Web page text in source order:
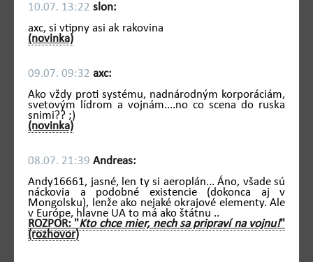
10.07. 13:22 slon:
axc, si vtipny asi ak rakovina
(novinka)
09.07. 09:32 axc:
Ako vždy proti systému, nadnárodným korporáciám,
svetovým lídrom a vojnám....no co scena do ruska
snimi?? ;)
(novinka)
08.07. 21:39 Andreas:
Andy16661, jasné, len ty si aeroplán... Áno, všade sú
náckovia a podobné existencie (dokonca aj v
Mongolsku), lenže ako nejaké okrajové elementy. Ale
v Európe, hlavne UA to má ako štátnu ..
ROZPOR: "Kto chce mier, nech sa pripraví na vojnu!"
(rozhovor)